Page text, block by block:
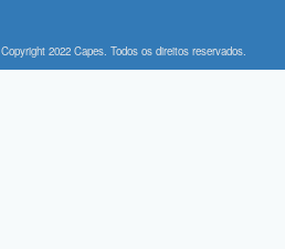
Copyright 2022 Capes. Todos os direitos reservados.